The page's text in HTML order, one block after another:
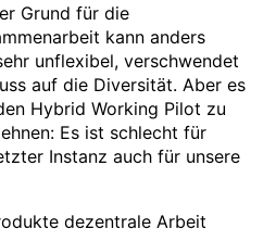
Grund für die
kann anders
unflexibel, verschwendet
auf die Diversität. Aber es
Hybrid Working Pilot zu
Es ist schlecht für
Instanz auch für unsere
dezentrale Arbeit